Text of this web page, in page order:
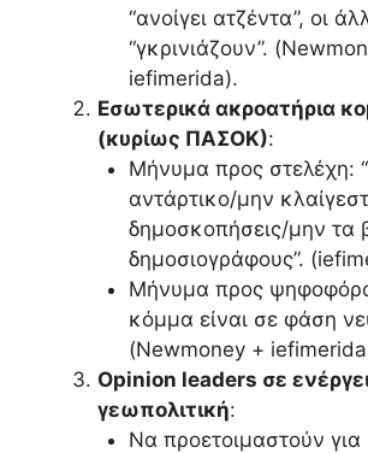
“ανοίγει ατζέντα”, οι
“γκρινιάζουν”.
iefimerida).
Εσωτερικά ακροατήρια
(κυρίως ΠΑΣΟΚ):
Μήνυμα προς στελέχη:
αντάρτικο/μην
δημοσκοπήσεις/μην τα
δημοσιογράφους”.
Μήνυμα προς
κόμμα είναι σε φάση
(Newmoney +
Opinion leaders σε
γεωπολιτική:
Να προετοιμαστούν